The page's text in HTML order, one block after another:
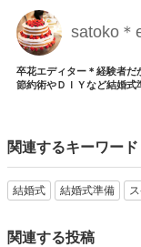
satoko＊
卒花エディター＊経験者だ
節約術やＤＩＹなど結婚式
関連するキーワード
結婚式 結婚式準備
関連する投稿